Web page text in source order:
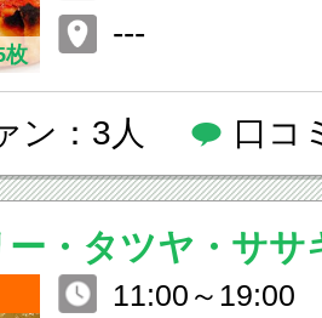
枚
---
ン：3人 口コ
・タツヤ・ササ
11:00～